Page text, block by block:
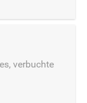
verbuchte